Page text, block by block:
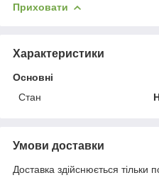
Приховати
Характеристики
Основні
Стан
Умови доставки
Доставка здійснюється тільки